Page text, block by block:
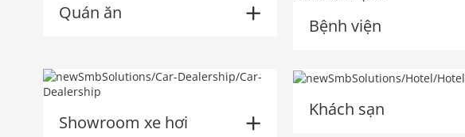
Quán ăn
Bệnh viện
Showroom xe hơi
Khách sạn